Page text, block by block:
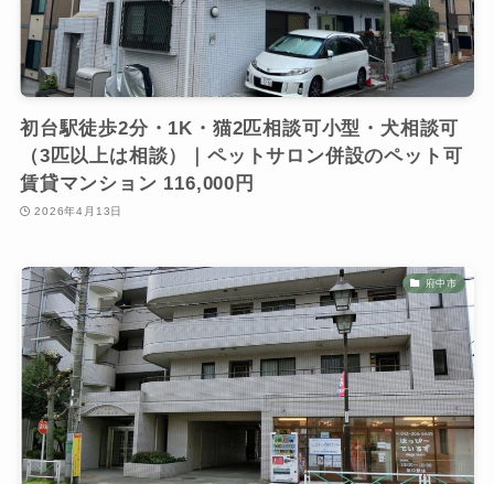
初台駅徒歩2分・1K・猫2匹相談可小型・犬相談可
（3匹以上は相談）｜ペットサロン併設のペット可
賃貸マンション 116,000円
2026年4月13日
府中市